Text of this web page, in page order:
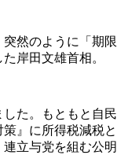
然のように「期限
岸田文雄首相。
した。もともと自民
』に所得税減税と
立与党を組む公明